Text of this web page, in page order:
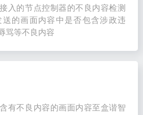
入的节点控制器的不良内容检测
的画面内容中是否包含涉政违
骂等不良内容
有不良内容的画面内容至盒谐智